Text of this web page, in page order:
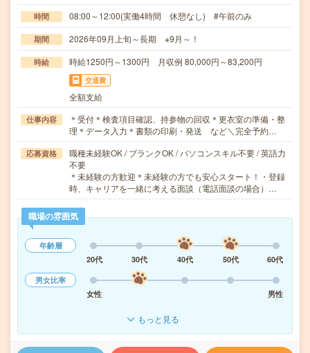
時間 08:00～12:00(実働4時間 休憩なし) #午前のみ
期間 2026年09月上旬～長期 ※9月～！
時給 時給1250円～1300円 月収例 80,000円～83,200円
交通費
全額支給
仕事内容
＊受付＊検査項目確認、持参物の回収＊更衣室の準備・整
理＊データ入力＊書類の印刷・発送 など＼完全予約…
応募資格
職種未経験OK / ブランクOK / パソコンスキル不要 / 英語力
不要
＊未経験の方歓迎＊未経験の方でも安心スタート！・登録
時、キャリアを一緒に考える面談（電話面談の場合）…
職場の雰囲気
年齢層
20代
30代 40代 50代
60代
男女比率
女性
男性
もっと見る